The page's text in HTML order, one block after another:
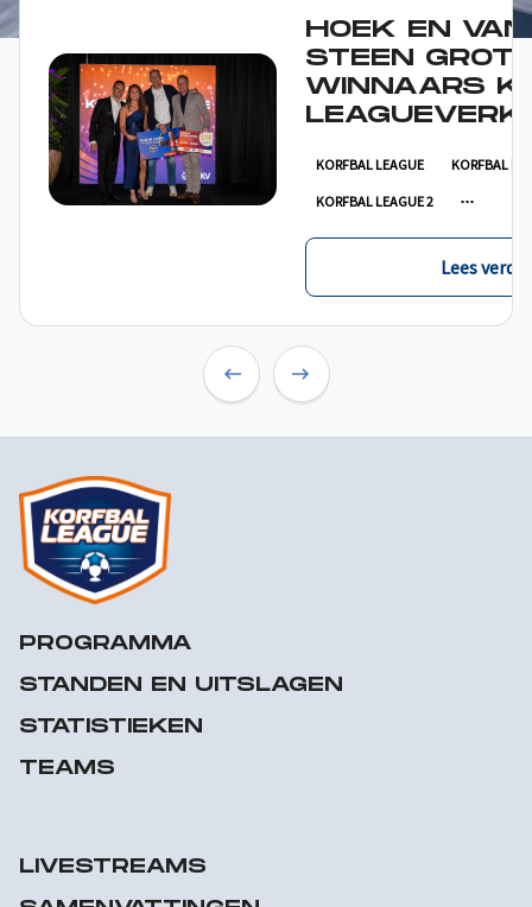
HOEK EN VAN
STEEN
WINNAARS
KORFBAL LEAGUE KORFBAL
KORFBAL LEAGUE 2
Lees verder
PROGRAMMA
STANDEN EN UITSLAGEN
STATISTIEKEN
TEAMS
LIVESTREAMS